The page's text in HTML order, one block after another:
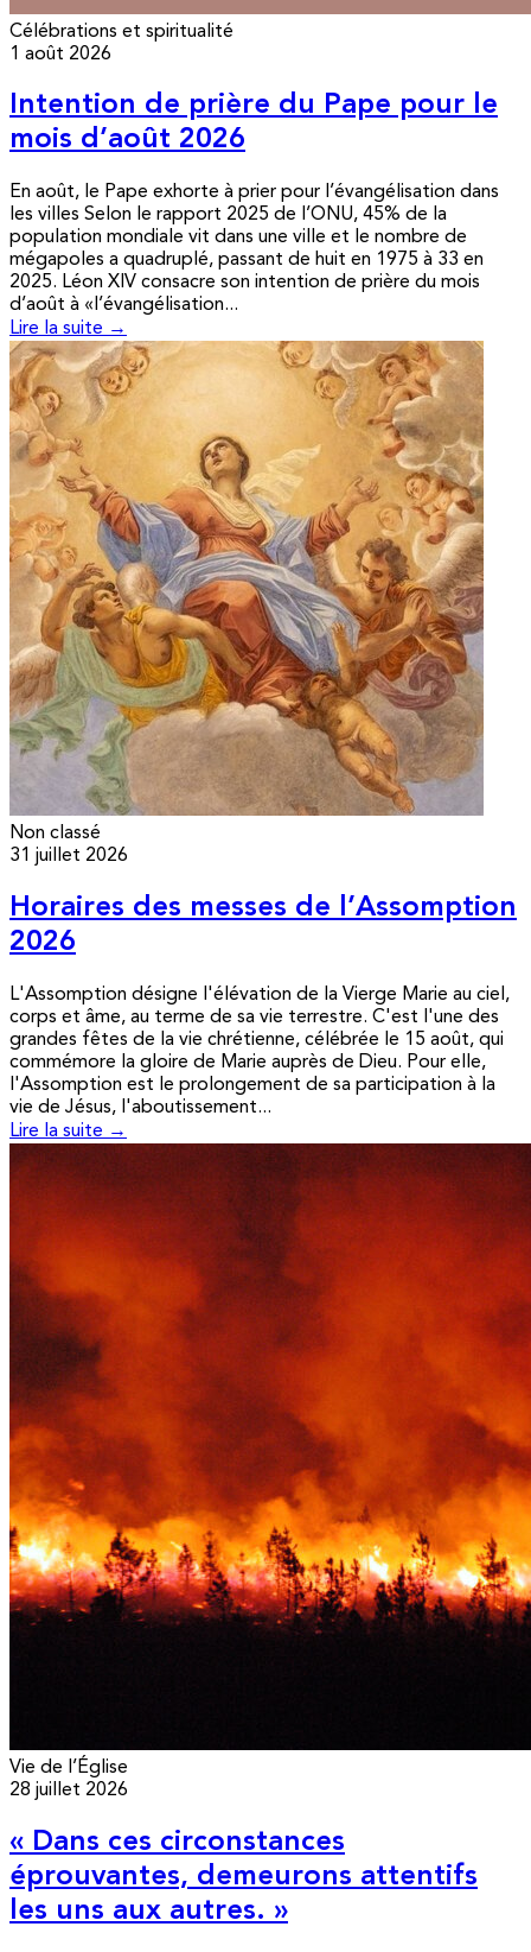
Célébrations et spiritualité
1 août 2026
Intention de prière du Pape pour le
mois d’août 2026
En août, le Pape exhorte à prier pour l’évangélisation dans
les villes Selon le rapport 2025 de l’ONU, 45% de la
population mondiale vit dans une ville et le nombre de
mégapoles a quadruplé, passant de huit en 1975 à 33 en
2025. Léon XIV consacre son intention de prière du mois
d’août à «l’évangélisation...
Lire la suite →
Non classé
31 juillet 2026
Horaires des messes de l’Assomption
2026
L'Assomption désigne l'élévation de la Vierge Marie au ciel,
corps et âme, au terme de sa vie terrestre. C'est l'une des
grandes fêtes de la vie chrétienne, célébrée le 15 août, qui
commémore la gloire de Marie auprès de Dieu. Pour elle,
l'Assomption est le prolongement de sa participation à la
vie de Jésus, l'aboutissement...
Lire la suite →
Vie de l’Église
28 juillet 2026
« Dans ces circonstances
éprouvantes, demeurons attentifs
les uns aux autres. »